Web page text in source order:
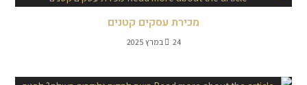
מכירת עסקים קטנים
24 במרץ 2025